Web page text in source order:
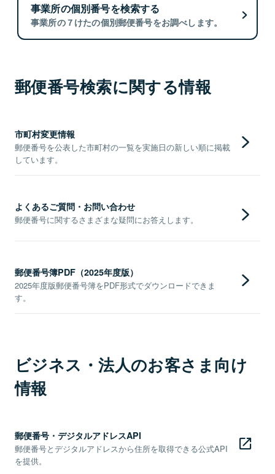
事業所の個別番号を検索する
事業所の７けたの個別郵便番号をお調べします。
郵便番号検索に関する情報
市町村変更情報
郵便番号を公表した市町村の一覧を実施日の新しい順に掲載
しています。
よくあるご質問・お問い合わせ
郵便番号に関するさまざまな疑問にお答えします。
郵便番号簿PDF（2025年度版）
2025年度版郵便番号簿をPDF形式でダウンロードできま
す。
ビジネス・法人のお客さま向け
情報
郵便番号・デジタルアドレスAPI
郵便番号とデジタルアドレスから住所を取得できる公式API
を提供。